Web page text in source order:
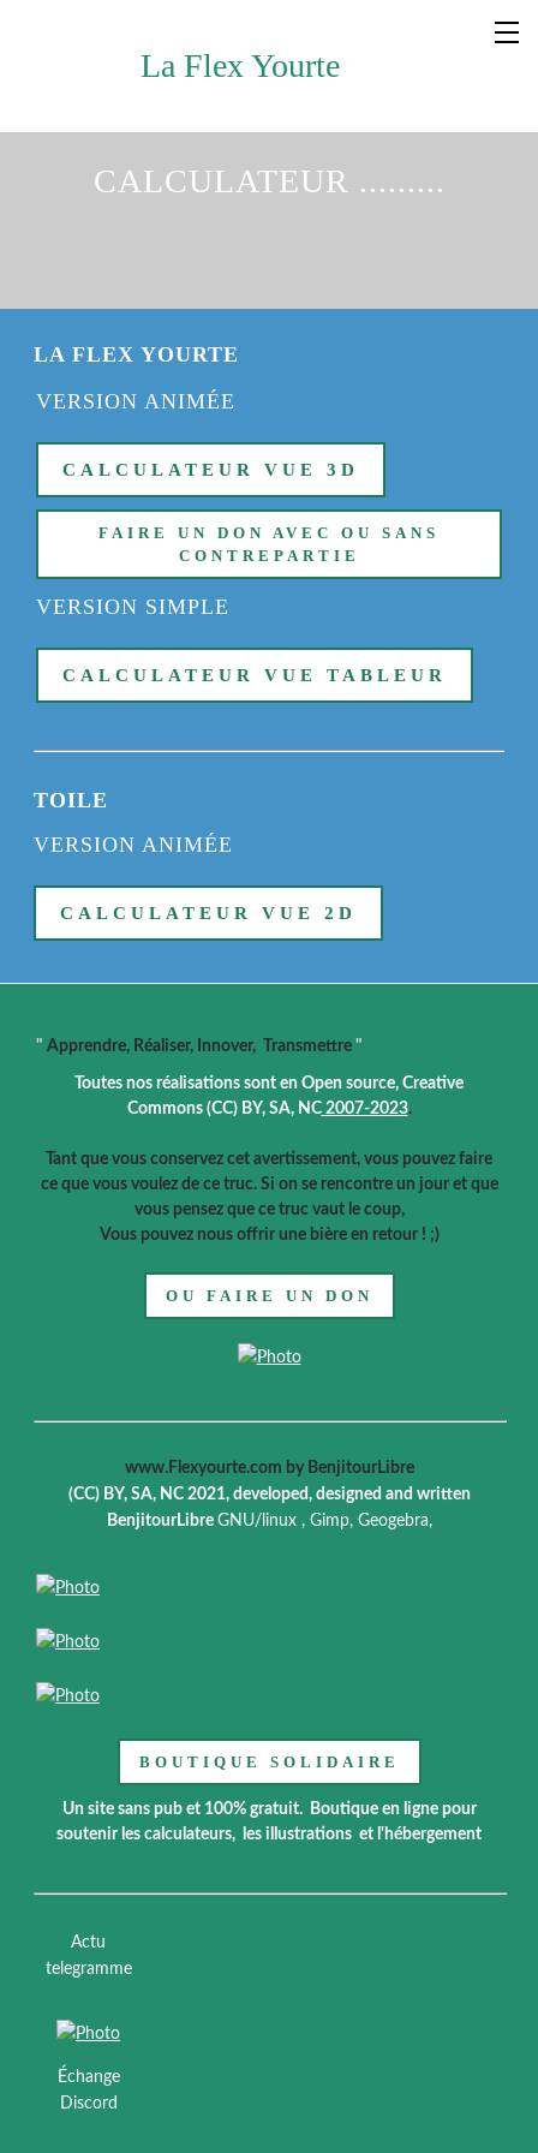
La Flex Yourte
CALCULATEUR .........
LA FLEX YOURTE
VERSION ANIMÉE
CALCULATEUR VUE 3D
FAIRE UN DON AVEC OU SANS
CONTREPARTIE
VERSION SIMPLE
CALCULATEUR VUE TABLEUR
TOILE
VERSION ANIMÉE
CALCULATEUR VUE 2D
" Apprendre, Réaliser, Innover, Transmettre "
Toutes nos réalisations sont en Open source, Creative
Commons (CC) BY, SA, NC2007-2023.
Tant que vous conservez cet avertissement, vous pouvez faire
ce que vous voulez de ce truc. Si on se rencontre un jour et que
vous pensez que ce truc vaut le coup,
Vous pouvez nous offrir une bière en retour ! ;)
OU FAIRE UN DON
www.Flexyourte.com by BenjitourLibre
(CC) BY, SA, NC 2021, developed, designed and written
BenjitourLibre GNU/linux , Gimp,Geogebra,
BOUTIQUE SOLIDAIRE
Un site sans pub et 100% gratuit. Boutique en ligne pour
soutenir les calculateurs, les illustrations et l'hébergement
Actu
telegramme
Échange
Discord